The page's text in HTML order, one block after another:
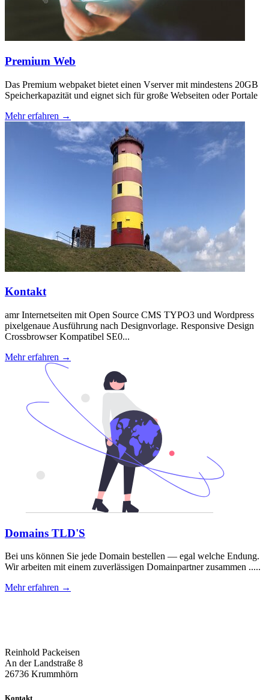
Premium Web
Das Premium webpaket bietet einen Vserver mit mindestens 20GB
Speicherkapazität und eignet sich für große Webseiten oder Portale
Mehr erfahren →
Kontakt
amr Internetseiten mit Open Source CMS TYPO3 und Wordpress
pixelgenaue Ausführung nach Designvorlage. Responsive Design
Crossbrowser Kompatibel SE0...
Mehr erfahren →
Domains TLD'S
Bei uns können Sie jede Domain bestellen — egal welche Endung.
Wir arbeiten mit einem zuverlässigen Domainpartner zusammen .....
Mehr erfahren →
Reinhold Packeisen
An der Landstraße 8
26736 Krummhörn
Kontakt